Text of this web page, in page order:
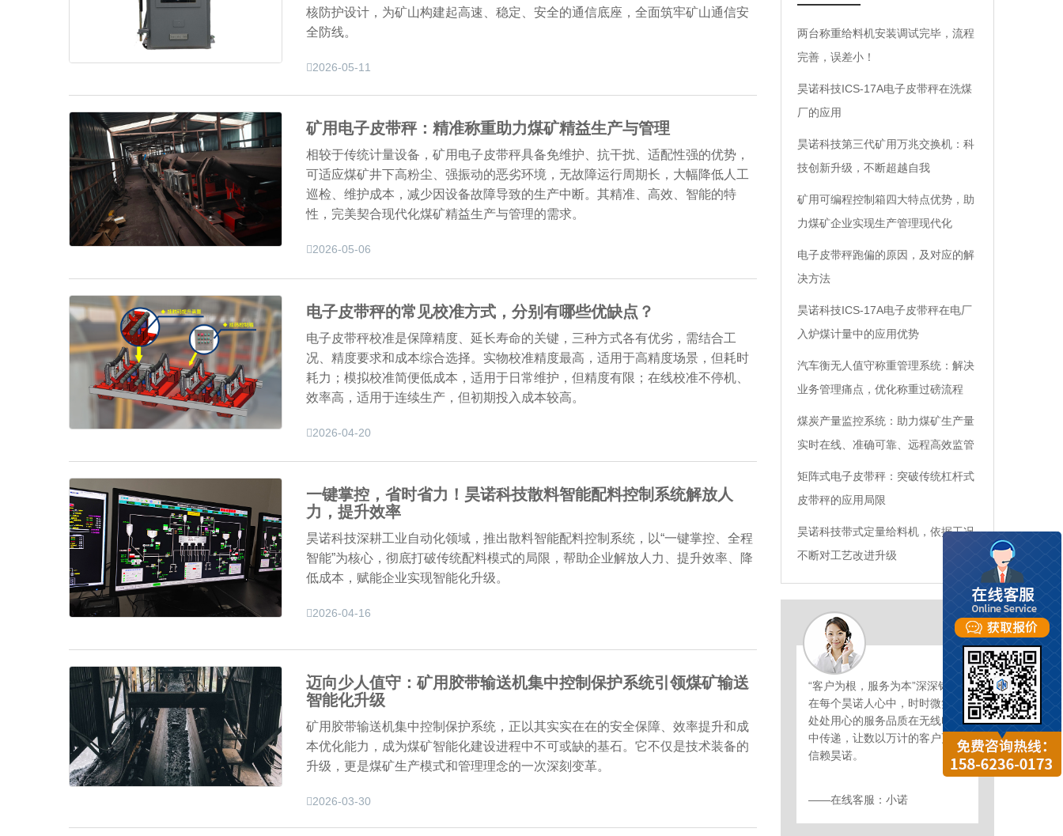
核防护设计，为矿山构建起高速、稳定、安全的通信底座，全面筑牢矿山通信安
全防线。
2026-05-11
矿用电子皮带秤：精准称重助力煤矿精益生产与管理
相较于传统计量设备，矿用电子皮带秤具备免维护、抗干扰、适配性强的优势，
可适应煤矿井下高粉尘、强振动的恶劣环境，无故障运行周期长，大幅降低人工
巡检、维护成本，减少因设备故障导致的生产中断。其精准、高效、智能的特
性，完美契合现代化煤矿精益生产与管理的需求。
2026-05-06
电子皮带秤的常见校准方式，分别有哪些优缺点？
电子皮带秤校准是保障精度、延长寿命的关键，三种方式各有优劣，需结合工
况、精度要求和成本综合选择。实物校准精度最高，适用于高精度场景，但耗时
耗力；模拟校准简便低成本，适用于日常维护，但精度有限；在线校准不停机、
效率高，适用于连续生产，但初期投入成本较高。
2026-04-20
一键掌控，省时省力！昊诺科技散料智能配料控制系统解放人
力，提升效率
昊诺科技深耕工业自动化领域，推出散料智能配料控制系统，以“一键掌控、全程
智能”为核心，彻底打破传统配料模式的局限，帮助企业解放人力、提升效率、降
低成本，赋能企业实现智能化升级。
2026-04-16
迈向少人值守：矿用胶带输送机集中控制保护系统引领煤矿输送
智能化升级
矿用胶带输送机集中控制保护系统，正以其实实在在的安全保障、效率提升和成
本优化能力，成为煤矿智能化建设进程中不可或缺的基石。它不仅是技术装备的
升级，更是煤矿生产模式和管理理念的一次深刻变革。
2026-03-30
两台称重给料机安装调试完毕，流程
完善，误差小！
昊诺科技ICS-17A电子皮带秤在洗煤
厂的应用
昊诺科技第三代矿用万兆交换机：科
技创新升级，不断超越自我
矿用可编程控制箱四大特点优势，助
力煤矿企业实现生产管理现代化
电子皮带秤跑偏的原因，及对应的解
决方法
昊诺科技ICS-17A电子皮带秤在电厂
入炉煤计量中的应用优势
汽车衡无人值守称重管理系统：解决
业务管理痛点，优化称重过磅流程
煤炭产量监控系统：助力煤矿生产量
实时在线、准确可靠、远程高效监管
矩阵式电子皮带秤：突破传统杠杆式
皮带秤的应用局限
昊诺科技带式定量给料机，依据工况
不断对工艺改进升级
“客户为根，服务为本”深深铭刻
在每个昊诺人心中，时时微笑、
处处用心的服务品质在无线电波
中传递，让数以万计的客户更加
信赖昊诺。
——在线客服：小诺